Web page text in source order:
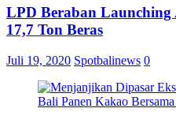
LPD Beraban
17,7 Ton Beras
Juli 19, 2020 Spotbalinews 0